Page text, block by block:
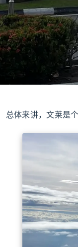
总体来讲，文莱是